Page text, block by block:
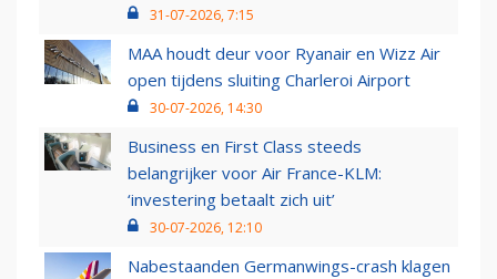
31-07-2026, 7:15
MAA houdt deur voor Ryanair en Wizz Air
open tijdens sluiting Charleroi Airport
30-07-2026, 14:30
Business en First Class steeds
belangrijker voor Air France-KLM:
‘investering betaalt zich uit’
30-07-2026, 12:10
Nabestaanden Germanwings-crash klagen